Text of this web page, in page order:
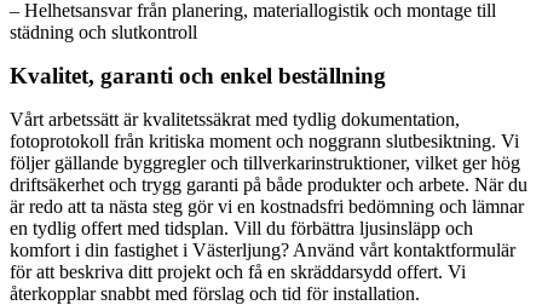
– Helhetsansvar från planering, materiallogistik och montage till
städning och slutkontroll
Kvalitet, garanti och enkel beställning
Vårt arbetssätt är kvalitetssäkrat med tydlig dokumentation,
fotoprotokoll från kritiska moment och noggrann slutbesiktning. Vi
följer gällande byggregler och tillverkarinstruktioner, vilket ger hög
driftsäkerhet och trygg garanti på både produkter och arbete. När du
är redo att ta nästa steg gör vi en kostnadsfri bedömning och lämnar
en tydlig offert med tidsplan. Vill du förbättra ljusinsläpp och
komfort i din fastighet i Västerljung? Använd vårt kontaktformulär
för att beskriva ditt projekt och få en skräddarsydd offert. Vi
återkopplar snabbt med förslag och tid för installation.